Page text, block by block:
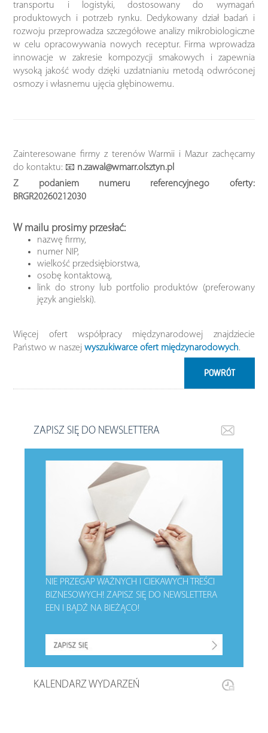
transportu i logistyki, dostosowany do wymagań
produktowych i potrzeb rynku. Dedykowany dział badań i
rozwoju przeprowadza szczegółowe analizy mikrobiologiczne
w celu opracowywania nowych receptur. Firma wprowadza
innowacje w zakresie kompozycji smakowych i zapewnia
wysoką jakość wody dzięki uzdatnianiu metodą odwróconej
osmozy i własnemu ujęcia głębinowemu.
Zainteresowane firmy z terenów Warmii i Mazur zachęcamy
do kontaktu: 📧 n.zawal@wmarr.olsztyn.pl
Z podaniem numeru referencyjnego oferty:
BRGR20260212030
W mailu prosimy przesłać:
nazwę firmy,
numer NIP,
wielkość przedsiębiorstwa,
osobę kontaktową,
link do strony lub portfolio produktów (preferowany
język angielski).
Więcej ofert współpracy międzynarodowej znajdziecie
Państwo w naszejwyszukiwarce ofert międzynarodowych.
POWRÓT
ZAPISZ SIĘ DO NEWSLETTERA
NIE PRZEGAP WAŻNYCH I CIEKAWYCH TREŚCI
BIZNESOWYCH!ZAPISZ SIĘ DO NEWSLETTERA
EEN I BĄDŹ NA BIEŻĄCO!
KALENDARZ WYDARZEŃ